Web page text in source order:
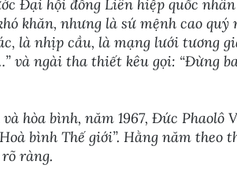
khăn, nhưng là sứ mệnh cao
là nhịp cầu, là mạng lưới tương
và ngài tha thiết kêu gọi: “Đừng
hòa bình, năm 1967, Đức Phaolô
bình Thế giới”. Hằng năm theo
ràng.